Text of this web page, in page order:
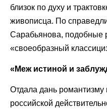
близок по духу и
живописца. По
Сарабьянова, подобные
«своеобразный
«Меж истиной и
Отдала дань
российской